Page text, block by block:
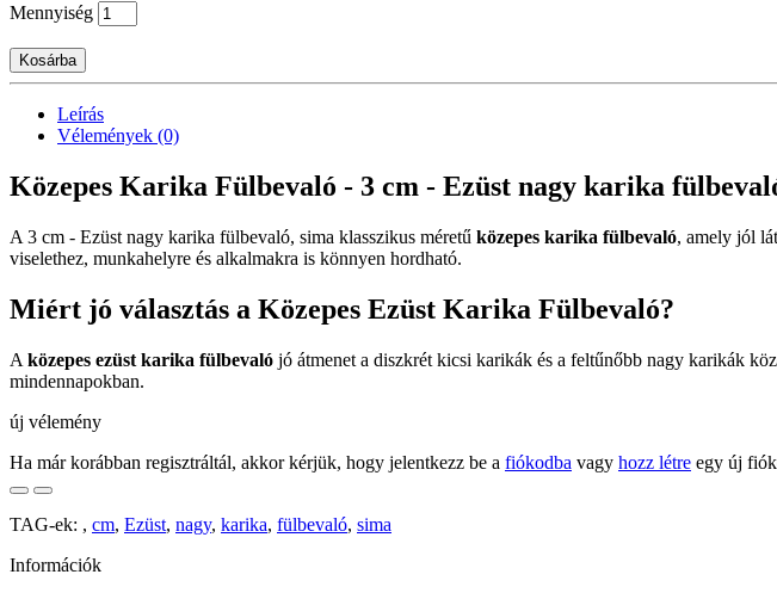
Mennyiség
Kosárba
Leírás
Vélemények (0)
Közepes Karika Fülbevaló - 3 cm - Ezüst nagy karika
A 3 cm - Ezüst nagy karika fülbevaló, sima klasszikus méretű közepes karika fülbevaló, amely jól
viselethez, munkahelyre és alkalmakra is könnyen hordható.
Miért jó választás a Közepes Ezüst Karika Fülbevaló?
A közepes ezüst karika fülbevaló jó átmenet a diszkrét kicsi karikák és a feltűnőbb nagy karikák
mindennapokban.
új vélemény
Ha már korábban regisztráltál, akkor kérjük, hogy jelentkezz be a fiókodba vagy hozz létre egy új
TAG-ek: , cm, Ezüst, nagy, karika, fülbevaló, sima
Információk